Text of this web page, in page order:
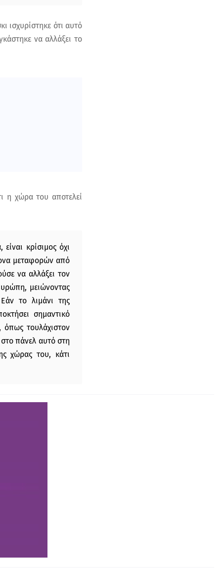
ισχυρίστηκε ότι αυτό
να αλλάξει το
η χώρα του αποτελεί
κρίσιμος όχι
μεταφορών από
να αλλάξει τον
μειώνοντας
το λιμάνι της
σημαντικό
όπως τουλάχιστον
πάνελ αυτό στη
χώρας του, κάτι